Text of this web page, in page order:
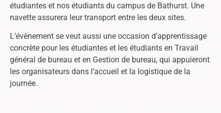
étudiantes et nos étudiants du campus de Bathurst. Une
navette assurera leur transport entre les deux sites.
L’évènement se veut aussi une occasion d’apprentissage
concrète pour les étudiantes et les étudiants en Travail
général de bureau et en Gestion de bureau, qui appuieront
les organisateurs dans l’accueil et la logistique de la
journée.